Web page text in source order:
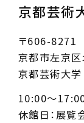
京都芸術
〒606-8271
京都市左京
京都芸術大学
10:00〜17:00
休館日：展覧